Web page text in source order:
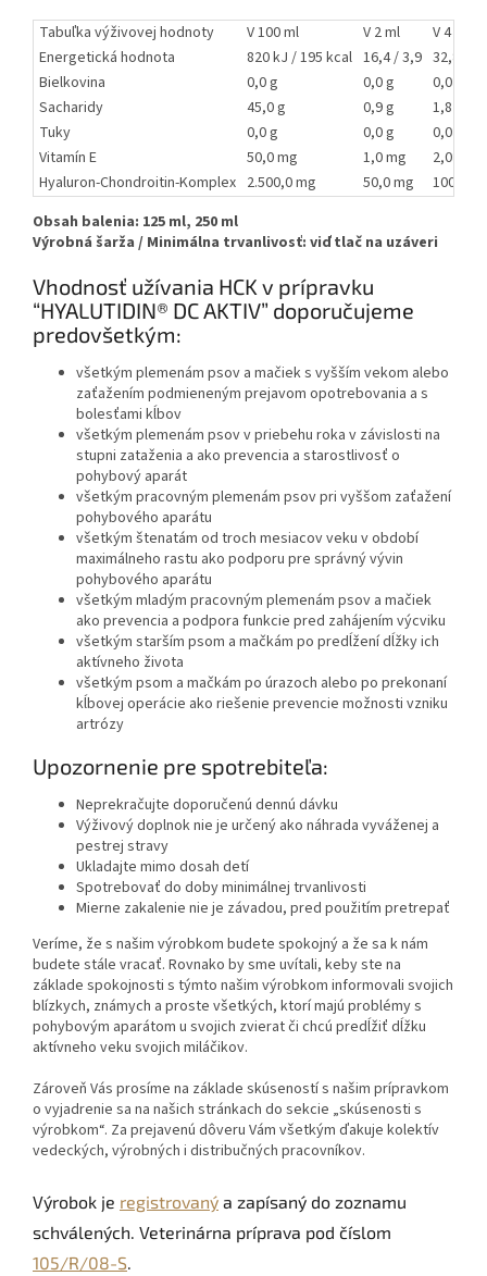
Tabuľka výživovej hodnoty V 100 ml V 2 ml
V 4 ml
Energetická hodnota
820 kJ / 195 kcal 16,4 / 3,9 32,8 /
Bielkovina
0,0 g 0,0 g
0,0 g
Sacharidy
45,0 g 0,9 g
1,8 g
Tuky
0,0 g 0,0 g
0,0 g
Vitamín E
50,0 mg 1,0 mg
2,0 mg
Hyaluron-Chondroitin-Komplex 2.500,0 mg 50,0 mg
100,0
Obsah balenia: 125 ml, 250 ml
Výrobná šarža / Minimálna trvanlivosť: viď tlač na uzáveri
Vhodnosť užívania HCK v prípravku
“HYALUTIDIN® DC AKTIV” doporučujeme
predovšetkým:
všetkým plemenám psov a mačiek s vyšším vekom alebo
zaťažením podmieneným prejavom opotrebovania a s
bolesťami kĺbov
všetkým plemenám psov v priebehu roka v závislosti na
stupni zataženia a ako prevencia a starostlivosť o
pohybový aparát
všetkým pracovným plemenám psov pri vyššom zaťažení
pohybového aparátu
všetkým štenatám od troch mesiacov veku v období
maximálneho rastu ako podporu pre správný vývin
pohybového aparátu
všetkým mladým pracovným plemenám psov a mačiek
ako prevencia a podpora funkcie pred zahájením výcviku
všetkým starším psom a mačkám po predĺžení dĺžky ich
aktívneho života
všetkým psom a mačkám po úrazoch alebo po prekonaní
kĺbovej operácie ako riešenie prevencie možnosti vzniku
artrózy
Upozornenie pre spotrebiteľa:
Neprekračujte doporučenú dennú dávku
Výživový doplnok nie je určený ako náhrada vyváženej a
pestrej stravy
Ukladajte mimo dosah detí
Spotrebovať do doby minimálnej trvanlivosti
Mierne zakalenie nie je závadou, pred použitím pretrepať
Veríme, že s našim výrobkom budete spokojný a že sa k nám
budete stále vracať. Rovnako by sme uvítali, keby ste na
základe spokojnosti s týmto našim výrobkom informovali svojich
blízkych, známych a proste všetkých, ktorí majú problémy s
pohybovým aparátom u svojich zvierat či chcú predĺžiť dĺžku
aktívneho veku svojich miláčikov.
Zároveň Vás prosíme na základe skúseností s našim prípravkom
o vyjadrenie sa na našich stránkach do sekcie „skúsenosti s
výrobkom“. Za prejavenú dôveru Vám všetkým ďakuje kolektív
vedeckých, výrobných i distribučných pracovníkov.
Výrobok je registrovaný a zapísaný do zoznamu
schválených. Veterinárna príprava pod číslom
105/R/08-S.